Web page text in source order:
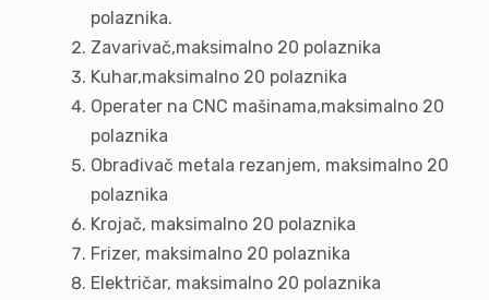
polaznika.
Zavarivač,maksimalno 20 polaznika
Kuhar,maksimalno 20 polaznika
Operater na CNC mašinama,maksimalno 20
polaznika
Obrađivač metala rezanjem, maksimalno 20
polaznika
Krojač, maksimalno 20 polaznika
Frizer, maksimalno 20 polaznika
Električar, maksimalno 20 polaznika